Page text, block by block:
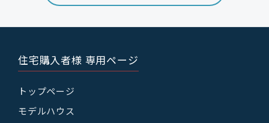
住宅購入者様 専用ページ
トップページ
モデルハウス